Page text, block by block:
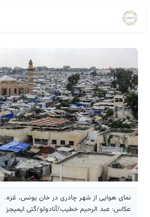
نمای هوایی از شهر چادری در خان یونس، غزه.
عکاس: عبد الرحیم خطیب/آنادولو/گتی ایمیجز